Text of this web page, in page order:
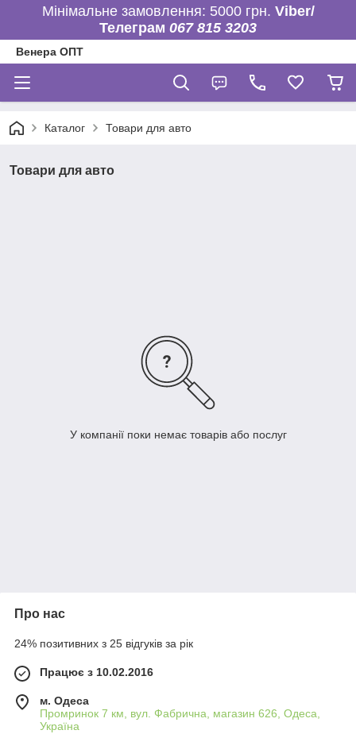
Мінімальне замовлення: 5000 грн. Viber/
Телеграм 067 815 3203
Венера ОПТ
Каталог Товари для авто
Товари для авто
У компанії поки немає товарів або послуг
Про нас
24% позитивних з 25 відгуків за рік
Працює з 10.02.2016
м. Одеса
Промринок 7 км, вул. Фабрична, магазин 626, Одеса,
Україна